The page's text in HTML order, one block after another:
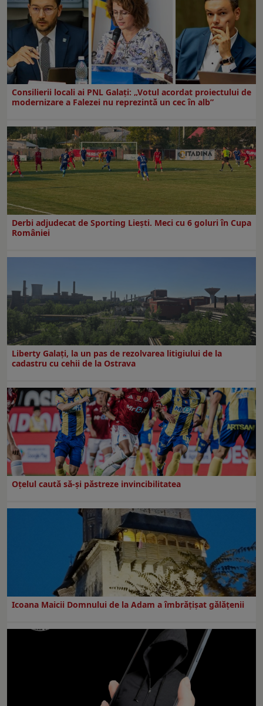
Consilierii locali ai PNL Galaţi: „Votul acordat proiectului de
modernizare a Falezei nu reprezintă un cec în alb”
Derbi adjudecat de Sporting Liești. Meci cu 6 goluri în Cupa
României
Liberty Galați, la un pas de rezolvarea litigiului de la
cadastru cu cehii de la Ostrava
Oțelul caută să-și păstreze invincibilitatea
Icoana Maicii Domnului de la Adam a îmbrățișat gălățenii